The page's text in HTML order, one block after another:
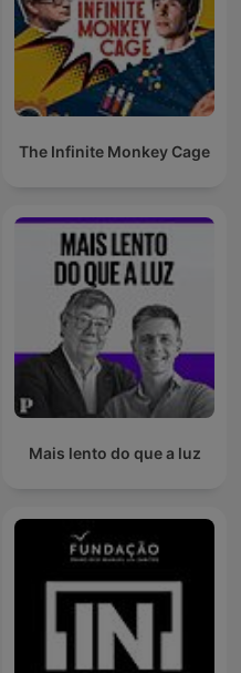
The Infinite Monkey Cage
Mais lento do que a luz